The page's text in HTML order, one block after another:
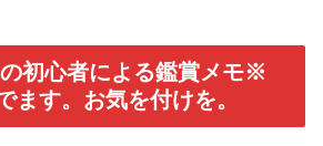
初心者による鑑賞メモ※
ます。お気を付けを。